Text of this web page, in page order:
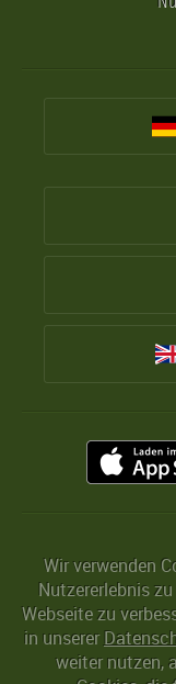
Wir verwenden
Nutzererlebnis
Webseite zu
in unserer
weiter nutzen,